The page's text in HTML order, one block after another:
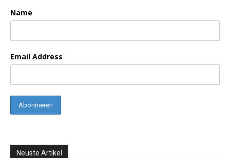
Name
Email Address
Neuste Artikel